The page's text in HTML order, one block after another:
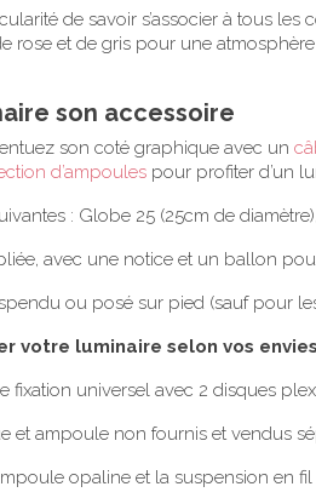
de savoir s’associer à tous
rose et de gris pour une
son accessoire
son coté graphique avec un
d’ampoules pour profiter d’un
: Globe 25 (25cm de
avec une notice et un ballon
ou posé sur pied (sauf pour
votre luminaire selon vos
fixation universel avec 2 disques
et ampoule non fournis et vendus
opaline et la suspension en fil